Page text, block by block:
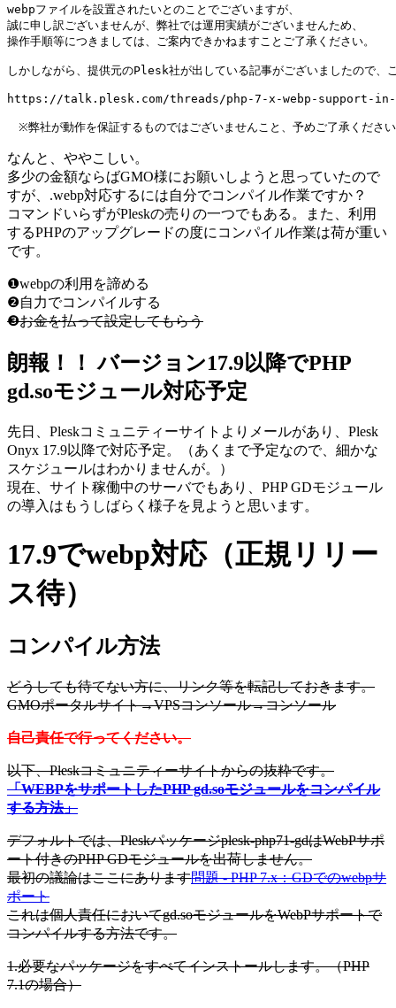
webpファイルを設置されたいとのことでございますが、
誠に申し訳ございませんが、弊社では運用実績がございませんため、
操作手順等につきましては、ご案内できかねますことご了承ください。
しかしながら、提供元のPlesk社が出している記事がございましたので、
https://talk.plesk.com/threads/php-7-x-webp-support-in-
※弊社が動作を保証するものではございませんこと、予めご了承くださ
なんと、ややこしい。
多少の金額ならばGMO様にお願いしようと思っていたので
すが、.webp対応するには自分でコンパイル作業ですか？
コマンドいらずがPleskの売りの一つでもある。また、利用
するPHPのアップグレードの度にコンパイル作業は荷が重い
です。
❶webpの利用を諦める
❷自力でコンパイルする
❸お金を払って設定してもらう
朗報！！ バージョン17.9以降でPHP
gd.soモジュール対応予定
先日、Pleskコミュニティーサイトよりメールがあり、Plesk
Onyx 17.9以降で対応予定。（あくまで予定なので、細かな
スケジュールはわかりませんが。）
現在、サイト稼働中のサーバでもあり、PHP GDモジュール
の導入はもうしばらく様子を見ようと思います。
17.9でwebp対応（正規リリー
ス待）
コンパイル方法
どうしても待てない方に、リンク等を転記しておきます。
GMOポータルサイト→VPSコンソール→コンソール
自己責任で行ってください。
以下、Pleskコミュニティーサイトからの抜粋です。
「WEBPをサポートしたPHP gd.soモジュールをコンパイル
する方法」
デフォルトでは、Pleskパッケージplesk-php71-gdはWebPサポ
ート付きのPHP GDモジュールを出荷しません。
最初の議論はここにあります問題 - PHP 7.x：GDでのwebpサ
ポート
これは個人責任においてgd.soモジュールをWebPサポートで
コンパイルする方法です。
1.必要なパッケージをすべてインストールします。（PHP
7.1の場合）